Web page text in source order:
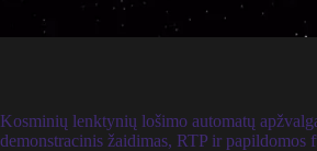
Kosminių lenktynių lošimo automatų
demonstracinis žaidimas, RTP ir papildomos